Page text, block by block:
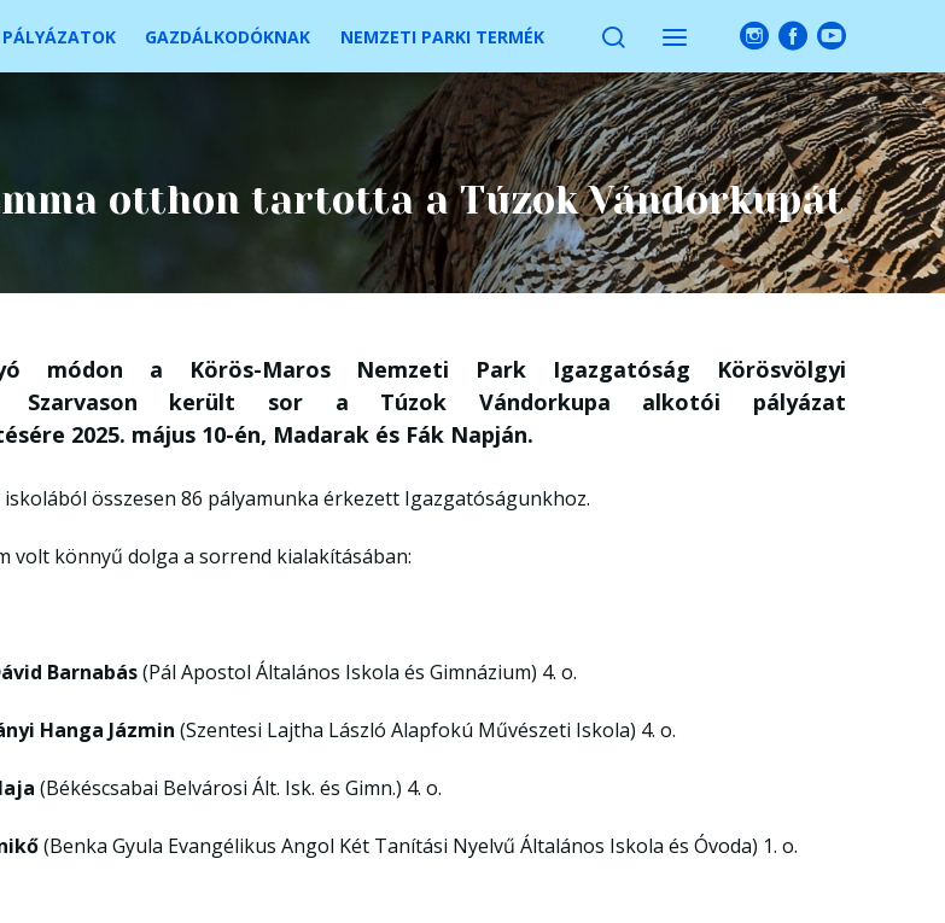
PÁLYÁZATOK GAZDÁLKODÓKNAK NEMZETI PARKI TERMÉK
otthon tartotta a Túzok Vándorkupát
módon a Körös-Maros Nemzeti Park Igazgatóság Körösvölgyi
Szarvason került sor a Túzok Vándorkupa alkotói pályázat
2025. május 10-én, Madarak és Fák Napján.
iskolából összesen 86 pályamunka érkezett Igazgatóságunkhoz.
volt könnyű dolga a sorrend kialakításában:
Barnabás(Pál Apostol Általános Iskola és Gimnázium) 4. o.
Hanga Jázmin (Szentesi Lajtha László Alapfokú Művészeti Iskola) 4. o.
(Békéscsabai Belvárosi Ált. Isk. és Gimn.) 4. o.
(Benka Gyula Evangélikus Angol Két Tanítási Nyelvű Általános Iskola és Óvoda) 1. o.